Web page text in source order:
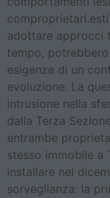
adottare approcci
tempo,
esigenze di un
evoluzione. La
intrusione nella
dalla Terza
entrambe
stesso immobile a
installare nel
sorveglianza: la